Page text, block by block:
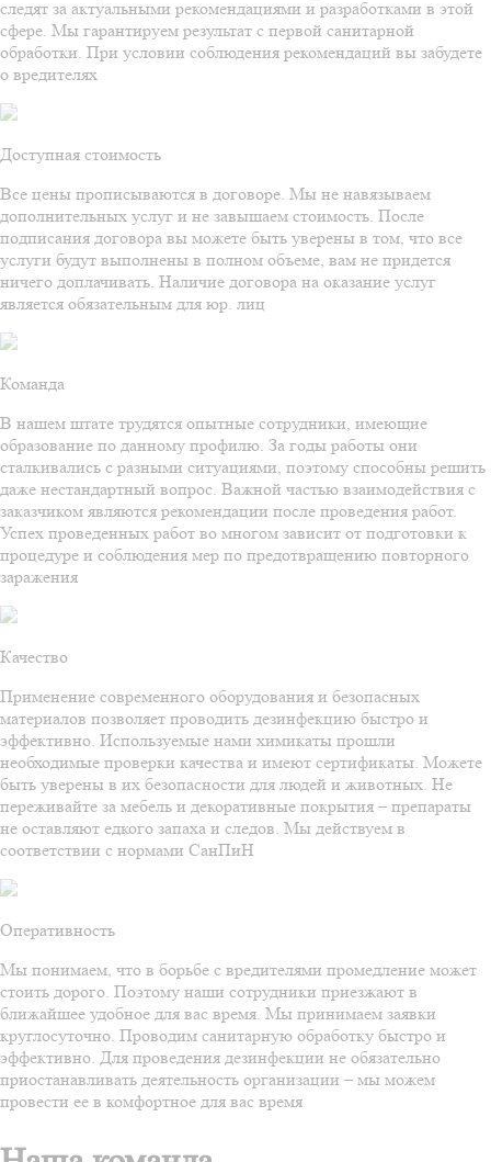
следят за актуальными рекомендациями и разработками в этой
сфере. Мы гарантируем результат с первой санитарной
обработки. При условии соблюдения рекомендаций вы забудете
о вредителях
Доступная стоимость
Все цены прописываются в договоре. Мы не навязываем
дополнительных услуг и не завышаем стоимость. После
подписания договора вы можете быть уверены в том, что все
услуги будут выполнены в полном объеме, вам не придется
ничего доплачивать. Наличие договора на оказание услуг
является обязательным для юр. лиц
Команда
В нашем штате трудятся опытные сотрудники, имеющие
образование по данному профилю. За годы работы они
сталкивались с разными ситуациями, поэтому способны решить
даже нестандартный вопрос. Важной частью взаимодействия с
заказчиком являются рекомендации после проведения работ.
Успех проведенных работ во многом зависит от подготовки к
процедуре и соблюдения мер по предотвращению повторного
заражения
Качество
Применение современного оборудования и безопасных
материалов позволяет проводить дезинфекцию быстро и
эффективно. Используемые нами химикаты прошли
необходимые проверки качества и имеют сертификаты. Можете
быть уверены в их безопасности для людей и животных. Не
переживайте за мебель и декоративные покрытия – препараты
не оставляют едкого запаха и следов. Мы действуем в
соответствии с нормами СанПиН
Оперативность
Мы понимаем, что в борьбе с вредителями промедление может
стоить дорого. Поэтому наши сотрудники приезжают в
ближайшее удобное для вас время. Мы принимаем заявки
круглосуточно. Проводим санитарную обработку быстро и
эффективно. Для проведения дезинфекции не обязательно
приостанавливать деятельность организации – мы можем
провести ее в комфортное для вас время